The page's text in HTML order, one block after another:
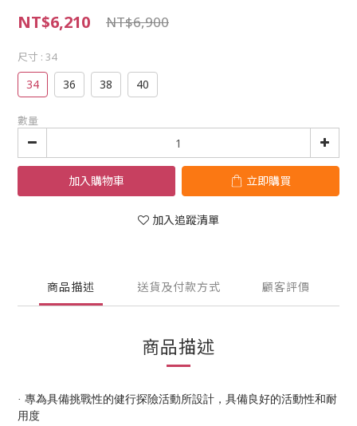
NT$6,210 NT$6,900
尺寸 : 34
34 36 38 40
數量
加入購物車 立即購買
加入追蹤清單
商品描述 送貨及付款方式 顧客評價
商品描述
· 專為具備挑戰性的健行探險活動所設計，具備良好的活動性和耐
用度